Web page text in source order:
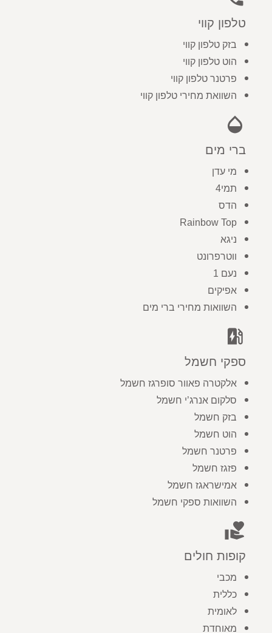
טלפון קווי
בזק טלפון קווי
הוט טלפון קווי
פרטנר טלפון קווי
השוואת מחירי טלפון קווי
opacity
ברי מים
מי עדן
תמי4
הדס
Rainbow Top
ניגא
ווטרפרונט
נעם 1
אפיקים
השוואות מחירי ברי מים
ev_station
ספקי חשמל
אלקטרה פאוור סופרגז חשמל
סלקום אנרג’י חשמל
בזק חשמל
הוט חשמל
פרטנר חשמל
פזגז חשמל
אמישראגז חשמל
השוואות ספקי חשמל
volunteer_activism
קופות חולים
מכבי
כללית
לאומית
מאוחדת